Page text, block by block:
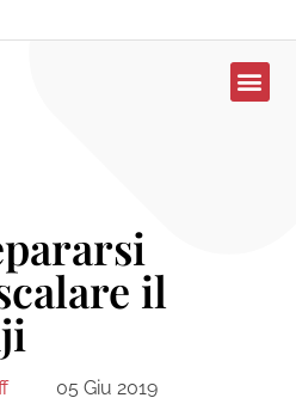
il
05 Giu 2019